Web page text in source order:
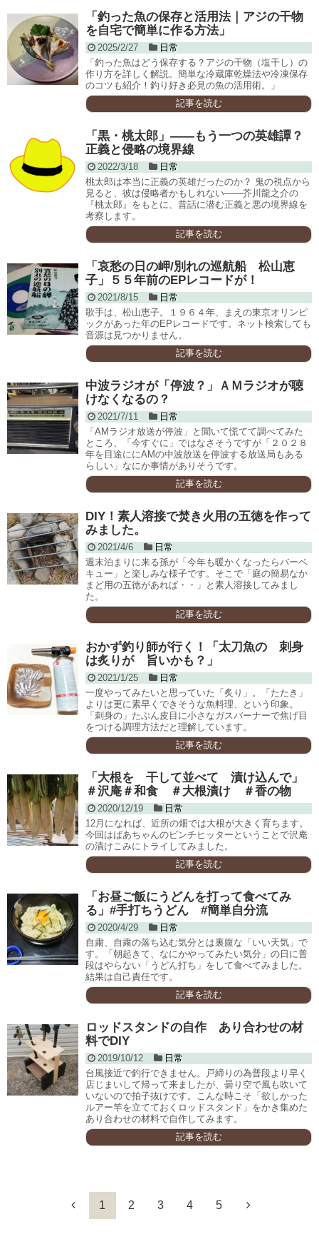
「釣った魚の保存と活用法｜アジの干物
を自宅で簡単に作る方法」
2025/2/27
日常
「釣った魚はどう保存する？アジの干物（塩干し）の
作り方を詳しく解説。簡単な冷蔵庫乾燥法や冷凍保存
のコツも紹介！釣り好き必見の魚の活用術。」
記事を読む
「黒・桃太郎」——もう一つの英雄譚？
正義と侵略の境界線
2022/3/18
日常
桃太郎は本当に正義の英雄だったのか？ 鬼の視点から
見ると、彼は侵略者かもしれない——芥川龍之介の
『桃太郎』をもとに、昔話に潜む正義と悪の境界線を
考察します。
記事を読む
「哀愁の日の岬/別れの巡航船 松山恵
子」５５年前のEPレコードが！
2021/8/15
日常
歌手は、松山恵子。１９６４年、まえの東京オリンピ
ックがあった年のEPレコードです。ネット検索しても
音源は見つかりません。
記事を読む
中波ラジオが「停波？」ＡＭラジオが聴
けなくなるの？
2021/7/11
日常
「AMラジオ放送が停波」と聞いて慌てて調べてみた
ところ、「今すぐに」ではなさそうですが「２０２８
年を目途ににAMの中波放送を停波する放送局もある
らしい」なにか事情がありそうです。
記事を読む
DIY！素人溶接で焚き火用の五徳を作って
みました。
2021/4/6
日常
週末泊まりに来る孫が「今年も暖かくなったらバーベ
キュー」と楽しみな様子です。そこで「庭の簡易なか
まど用の五徳があれば・・」と素人溶接してみまし
た。
記事を読む
おかず釣り師が行く！「太刀魚の 刺身
は炙りが 旨いかも？」
2021/1/25
日常
一度やってみたいと思っていた「炙り」。「たたき」
よりは更に素早くできそうな魚料理、という印象。
「刺身の」たぶん皮目に小さなガスバーナーで焦げ目
をつける調理方法だと理解しています。
記事を読む
「大根を 干して並べて 漬け込んで」
＃沢庵＃和食 ＃大根漬け ＃香の物
2020/12/19
日常
12月になれば、近所の畑では大根が大きく育ちます。
今回はばあちゃんのピンチヒッターということで沢庵
の漬けこみにトライしてみました。
記事を読む
「お昼ご飯にうどんを打って食べてみ
る」#手打ちうどん #簡単自分流
2020/4/29
日常
自粛、自粛の落ち込む気分とは裏腹な「いい天気」で
す。「朝起きて、なにかやってみたい気分」の日に普
段はやらない「うどん打ち」をして食べてみました。
結果は自己責任です。
記事を読む
ロッドスタンドの自作 あり合わせの材
料でDIY
2019/10/12
日常
台風接近で釣行できません。戸締りの為普段より早く
店じまいして帰って来ましたが、曇り空で風も吹いて
いないので拍子抜けです。こんな時こそ「欲しかった
ルアー竿を立てておくロッドスタンド」をかき集めた
あり合わせの材料で自作してみます。
記事を読む
1 2 3 4 5